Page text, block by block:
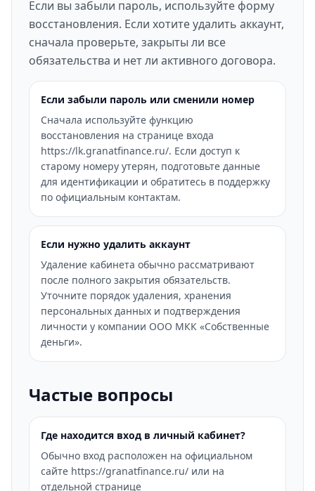
Если вы забыли пароль, используйте форму
восстановления. Если хотите удалить аккаунт,
сначала проверьте, закрыты ли все
обязательства и нет ли активного договора.
Если забыли пароль или сменили номер
Сначала используйте функцию
восстановления на странице входа
https://lk.granatfinance.ru/. Если доступ к
старому номеру утерян, подготовьте данные
для идентификации и обратитесь в поддержку
по официальным контактам.
Если нужно удалить аккаунт
Удаление кабинета обычно рассматривают
после полного закрытия обязательств.
Уточните порядок удаления, хранения
персональных данных и подтверждения
личности у компании ООО МКК «Собственные
деньги».
Частые вопросы
Где находится вход в личный кабинет?
Обычно вход расположен на официальном
сайте https://granatfinance.ru/ или на
отдельной странице